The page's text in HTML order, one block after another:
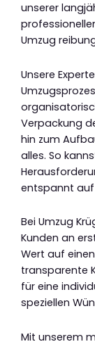
unserer
Umzug
Unsere
Verpackung
hin zum
alles. So
entspannt auf
Bei Umzug
Kunden an
Wert auf
transparente
für eine
speziellen
Mit unserem